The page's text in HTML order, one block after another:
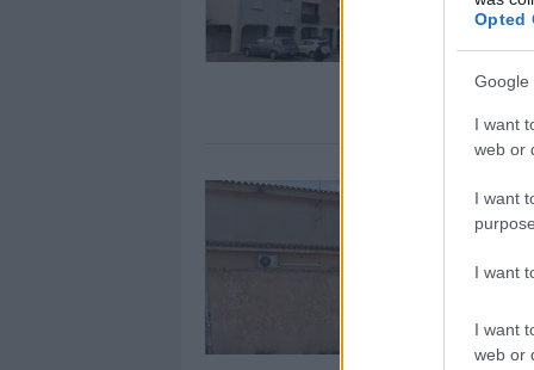
Opted
Google
I want
web or
I want
I want
I want
web or